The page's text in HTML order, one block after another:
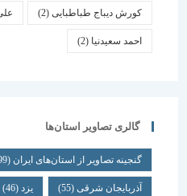
کورش دیباج طباطبایی(2) علی ملکی(2)
احمد سعیدنیا (2)
گالری تصاویر استان‌ها
گنجینه تصاویر از استان‌های ایران(599)
آذربایجان شرقی(55) یزد